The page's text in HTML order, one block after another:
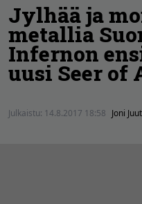
Jylhää ja
metallia
Infernon
uusi Seer of
Julkaistu: 14.8.2017 18:58 Joni